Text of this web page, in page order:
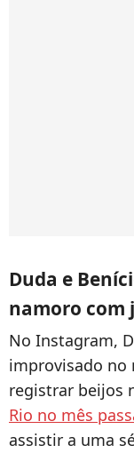
Duda e
namoro com
No Instagram,
improvisado no
registrar beijos
Rio no mês
assistir a uma